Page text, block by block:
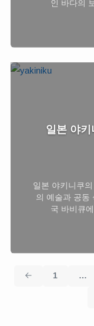
인 바다의
일본 야
일본 야키니쿠
의 예술과 공동
국 바비큐
1 …